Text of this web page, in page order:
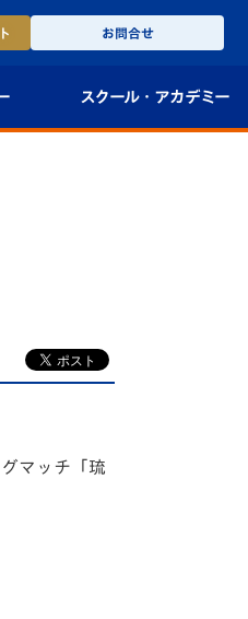
お問合せ
スクール・ アカデミー
スクール
マッチ「琉